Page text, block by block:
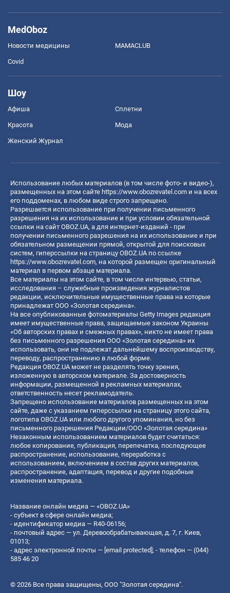
MedOboz
Новости медицины MAMACLUB
Covid
Шоу
Афиша Сплетни
Красота Мода
Женский Журнал
Использование любых материалов (в том числе фото- и видео-),
размещенных на этом сайте https://www.obozrevatel.com и на всех
его поддоменах, в любом виде строго запрещено.
Разрешается использование при получении письменного
разрешения на их использование и при условии обязательной
ссылки на сайт OBOZ.UA, а для интернет-изданий - при
получении письменного разрешения на их использование и при
обязательном размещении прямой, открытой для поисковых
систем, гиперссылки на страницу OBOZ.UA по ссылке
https://www.obozrevatel.com, на которой размещен оригинальный
материал в первом абзаце материала.
Все материалы на этом сайте, в том числе интервью, статьи,
исследования – служебные произведения журналистов
редакции, исключительные имущественные права на которые
принадлежат ООО «Золотая середина».
На все опубликованные фотоматериалы Getty Images редакция
имеет имущественные права, защищаемые законом Украины
«Об авторских правах и смежных правах», никто не имеет права
без письменного разрешения ООО «Золотая середина» их
использовать, они не подлежат дальнейшему воспроизводству,
переводу, распространению в любой форме.
Редакция OBOZ.UA может не разделять точку зрения,
изложенную в авторском материале. За достоверность
информации, размещенной в рекламных материалах,
ответственность несет рекламодатель.
Запрещено использование материалов размещенных на этом
сайте, даже с указанием гиперссылки на страницу этого сайта,
логотипа OBOZ.UA или любого другого упоминания, но без
письменного разрешения Редакции/ООО «Золотая середина»
Незаконным использованием материалов будет считаться:
любое копирование, публикация, перепечатка, последующее
распространение, использование, переработка с
использованием, включением в состав других материалов,
распространение, адаптация, перевод и другие подобные
изменения материала.
Название онлайн медиа — «OBOZ.UA»
- субъект в сфере онлайн медиа;
- идентификатор медиа — R40-06156;
- почтовый адрес — ул. Деревообрабатывающая, д. 7, г. Киев,
01013;
- адрес электронной почты — [email protected]; - телефон — (044)
585 46 20
© 2026 Все права защищены, ООО "Золотая середина".